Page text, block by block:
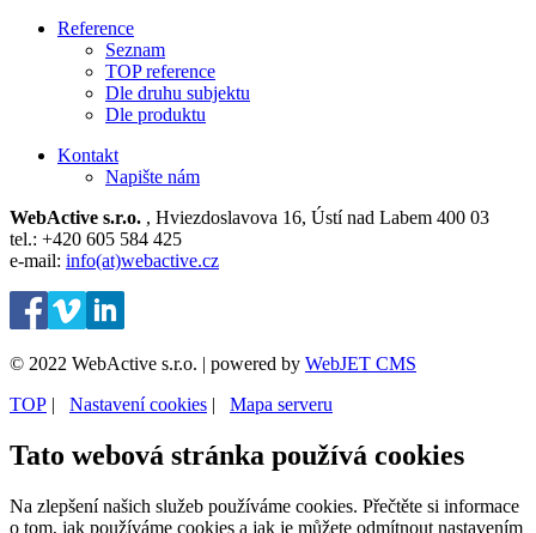
Reference
Seznam
TOP reference
Dle druhu subjektu
Dle produktu
Kontakt
Napište nám
WebActive s.r.o. , Hviezdoslavova 16, Ústí nad Labem 400 03
tel.: +420 605 584 425
e-mail: info(at)webactive.cz
© 2022 WebActive s.r.o. | powered by WebJET CMS
TOP | ⁠ Nastavení cookies | ⁠ Mapa serveru
Tato webová stránka používá cookies
Na zlepšení našich služeb používáme cookies. Přečtěte si informace
o tom, jak používáme cookies a jak je můžete odmítnout nastavením